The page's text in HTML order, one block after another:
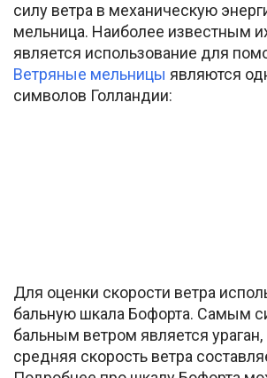
силу ветра в механическую
мельница. Наиболее известным
является использование для
Ветряные мельницы являются
символов Голландии:
Для оценки скорости ветра
бальную шкала Бофорта. Самым
бальным ветром является
средняя скорость ветра